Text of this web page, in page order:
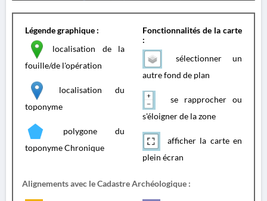
Légende graphique :
localisation de la
fouille/de l'opération
localisation du
toponyme
polygone du
toponyme Chronique
Fonctionnalités de la carte
:
sélectionner un
autre fond de plan
se rapprocher ou
s'éloigner de la zone
afficher la carte en
plein écran
Alignements avec le Cadastre Archéologique :